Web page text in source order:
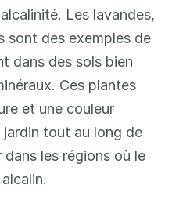
Les lavandes,
sont des exemples de
dans des sols bien
Ces plantes
et une couleur
tout au long de
les régions où le